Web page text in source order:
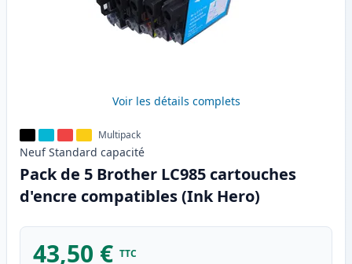
Voir les détails complets
Multipack
Neuf Standard capacité
Pack de 5 Brother LC985 cartouches
d'encre compatibles (Ink Hero)
43,50 € TTC